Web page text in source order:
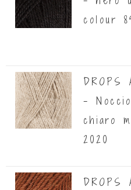
colour
DROPS
-
chiaro
2020
DROPS